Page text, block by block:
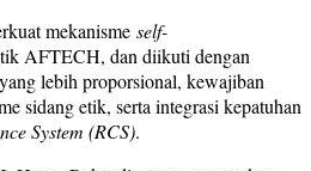
mekanisme self-
AFTECH, dan diikuti dengan
lebih proporsional, kewajiban
sidang etik, serta integrasi kepatuhan
System (RCS).